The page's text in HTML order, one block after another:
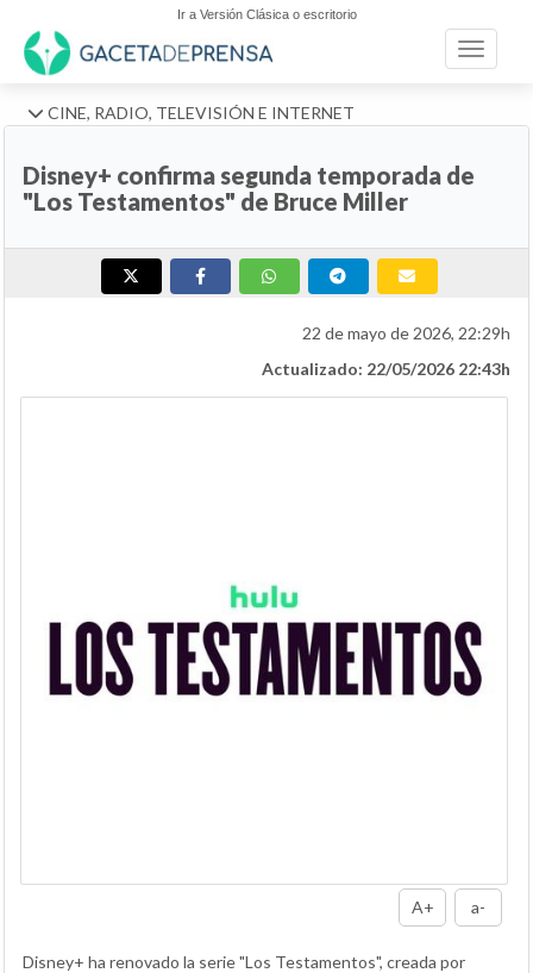
Ir a Versión Clásica o escritorio
Toggle
CINE, RADIO, TELEVISIÓN E INTERNET
Disney+ confirma segunda temporada de
"Los Testamentos" de Bruce Miller
22 de mayo de 2026, 22:29h
Actualizado: 22/05/2026 22:43h
A+ a-
Disney+ ha renovado la serie "Los Testamentos", creada por